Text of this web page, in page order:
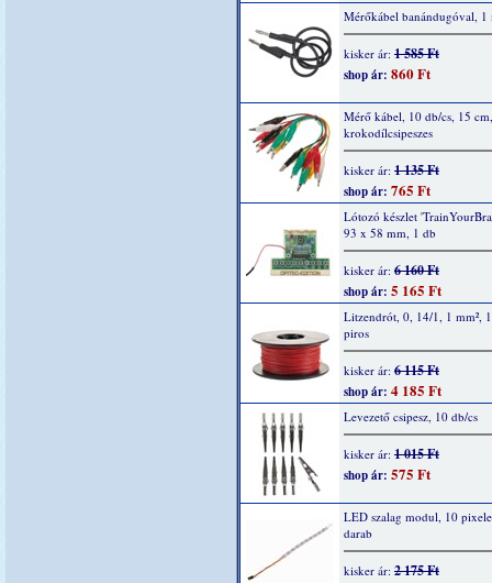
Mérőkábel banándugóval, 1
kisker ár: 1 585 Ft
shop ár: 860 Ft
Mérő kábel, 10 db/cs, 15 cm,
krokodílcsipeszes
kisker ár: 1 135 Ft
shop ár: 765 Ft
Lótozó készlet
93 x 58 mm, 1 db
kisker ár: 6 160 Ft
shop ár: 5 165 Ft
Litzendrót, 0, 14/1, 1 mm²,
piros
kisker ár: 6 115 Ft
shop ár: 4 185 Ft
Levezető csipesz, 10 db/cs
kisker ár: 1 015 Ft
shop ár: 575 Ft
LED szalag modul, 10
darab
kisker ár: 2 175 Ft